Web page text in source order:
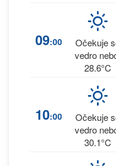
09:00
Očekuje
vedro
28.6°C
10:00
Očekuje
vedro
30.1°C